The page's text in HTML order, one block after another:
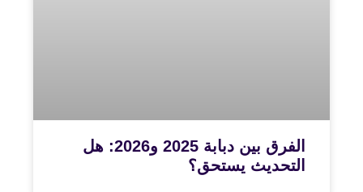
الفرق بين دبابة 2025 و2026: هل
التحديث يستحق؟